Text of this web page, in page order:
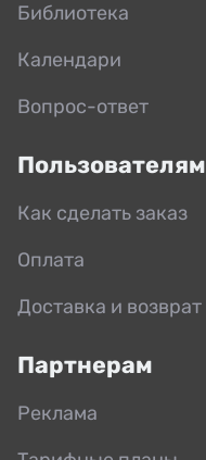
Библиотека
Календари
Вопрос-ответ
Пользователям
Как сделать заказ
Оплата
Доставка и возврат
Партнерам
Реклама